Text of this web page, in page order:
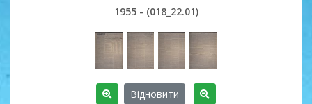
1955 - (018_22.01)
Відновити